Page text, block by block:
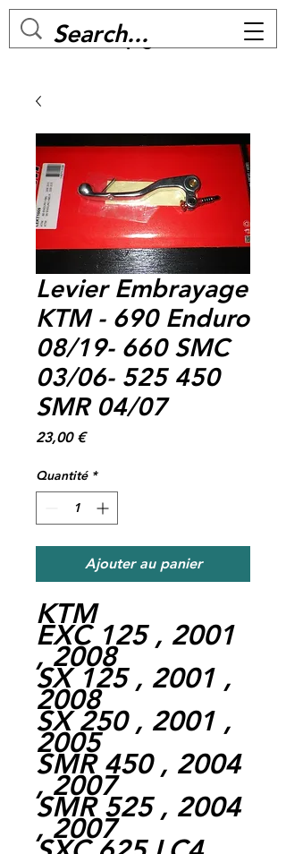
MC BIKE Perpignan
Levier Embrayage
KTM - 690 Enduro
08/19- 660 SMC
03/06- 525 450
SMR 04/07
23,00 €Prix
Quantité *
Ajouter au panier
KTM
EXC 125 , 2001
, 2008
SX 125 , 2001 ,
2008
SX 250 , 2001 ,
2005
SMR 450 , 2004
, 2007
SMR 525 , 2004
, 2007